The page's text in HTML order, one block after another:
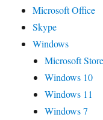
Microsoft Office
Skype
Windows
Microsoft Store
Windows 10
Windows 11
Windows 7